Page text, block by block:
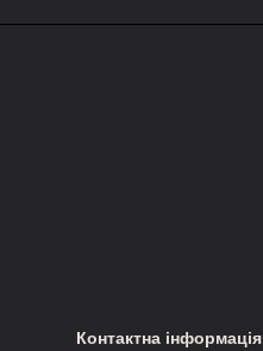
Контактна інформація